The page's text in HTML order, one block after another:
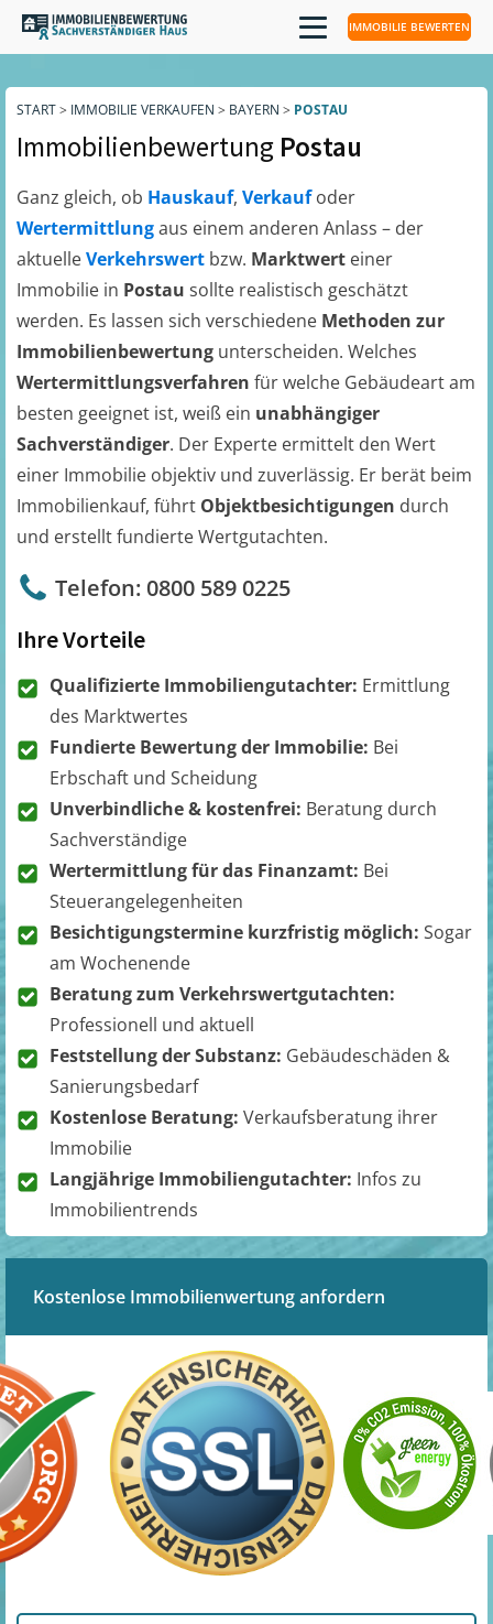
IMMOBILIE BEWERTEN
START> IMMOBILIE VERKAUFEN > BAYERN > POSTAU
Immobilienbewertung Postau
Ganz gleich, ob Hauskauf, Verkaufoder
Wertermittlungaus einem anderen Anlass – der
aktuelleVerkehrswert bzw. Marktwert einer
Immobilie in Postau sollte realistisch geschätzt
werden. Es lassen sich verschiedene Methoden zur
Immobilienbewertung unterscheiden. Welches
Wertermittlungsverfahren für welche Gebäudeart am
besten geeignet ist, weiß ein unabhängiger
Sachverständiger. Der Experte ermittelt den Wert
einer Immobilie objektiv und zuverlässig. Er berät beim
Immobilienkauf, führt Objektbesichtigungen durch
und erstellt fundierte Wertgutachten.
Telefon: 0800 589 0225
Ihre Vorteile
Qualifizierte Immobiliengutachter: Ermittlung
des Marktwertes
Fundierte Bewertung der Immobilie: Bei
Erbschaft und Scheidung
Unverbindliche & kostenfrei: Beratung durch
Sachverständige
Wertermittlung für das Finanzamt: Bei
Steuerangelegenheiten
Besichtigungstermine kurzfristig möglich: Sogar
am Wochenende
Beratung zum Verkehrswertgutachten:
Professionell und aktuell
Feststellung der Substanz: Gebäudeschäden &
Sanierungsbedarf
Kostenlose Beratung: Verkaufsberatung ihrer
Immobilie
Langjährige Immobiliengutachter: Infos zu
Immobilientrends
Kostenlose Immobilienwertung anfordern